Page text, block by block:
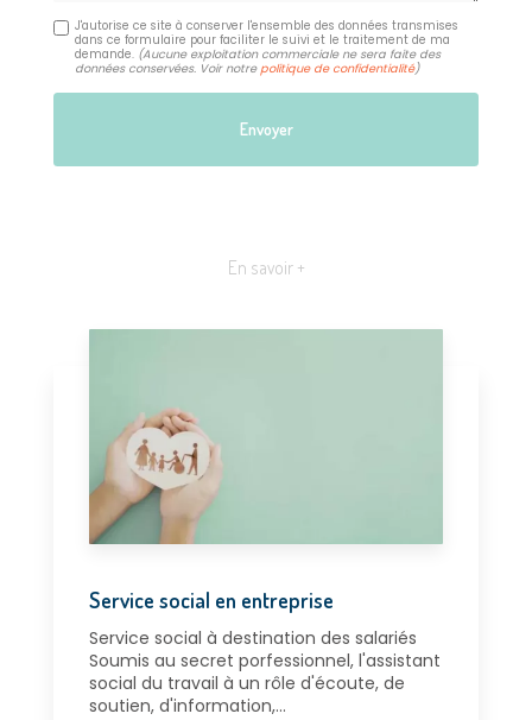
J'autorise ce site à conserver l'ensemble des données transmises
dans ce formulaire pour faciliter le suivi et le traitement de ma
demande. (Aucune exploitation commerciale ne sera faite des
données conservées. Voir notrepolitique de confidentialité)
En savoir +
Service social en entreprise
Service social à destination des salariés
Soumis au secret porfessionnel, l'assistant
social du travail à un rôle d'écoute, de
soutien, d'information,...